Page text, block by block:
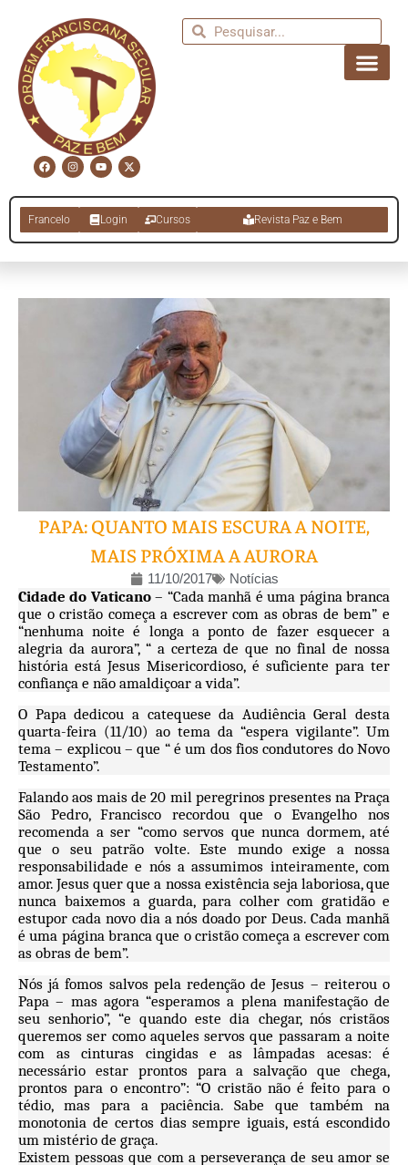
Francelo Login Cursos Revista Paz e Bem
PAPA: QUANTO MAIS ESCURA A NOITE,
MAIS PRÓXIMA A AURORA
11/10/2017 Notícias
Cidade do Vaticano– “Cada manhã é uma página branca
que o cristão começa a escrever com as obras de bem” e
“nenhuma noite é longa a ponto de fazer esquecer a
alegria da aurora”, “ a certeza de que no final de nossa
história está Jesus Misericordioso, é suficiente para ter
confiança e não amaldiçoar a vida”.
O Papa dedicou a catequese da Audiência Geral desta
quarta-feira (11/10) ao tema da “espera vigilante”. Um
tema – explicou – que “ é um dos fios condutores do Novo
Testamento”.
Falando aos mais de 20 mil peregrinos presentes na Praça
São Pedro, Francisco recordou que o Evangelho nos
recomenda a ser “como servos que nunca dormem, até
que o seu patrão volte. Este mundo exige a nossa
responsabilidade e nós a assumimos inteiramente, com
amor. Jesus quer que a nossa existência seja laboriosa, que
nunca baixemos a guarda, para colher com gratidão e
estupor cada novo dia a nós doado por Deus. Cada manhã
é uma página branca que o cristão começa a escrever com
as obras de bem”.
Nós já fomos salvos pela redenção de Jesus – reiterou o
Papa – mas agora “esperamos a plena manifestação de
seu senhorio”, “e quando este dia chegar, nós cristãos
queremos ser como aqueles servos que passaram a noite
com as cinturas cingidas e as lâmpadas acesas: é
necessário estar prontos para a salvação que chega,
prontos para o encontro”: “O cristão não é feito para o
tédio, mas para a paciência. Sabe que também na
monotonia de certos dias sempre iguais, está escondido
um mistério de graça.
Existem pessoas que com a perseverança de seu amor se